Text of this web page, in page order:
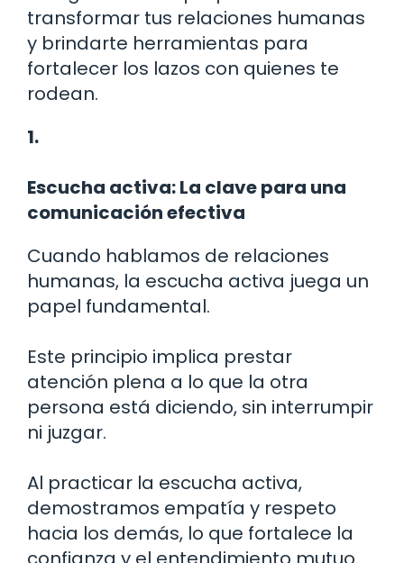
transformar tus relaciones humanas
y brindarte herramientas para
fortalecer los lazos con quienes te
rodean.
1.
Escucha activa: La clave para una
comunicación efectiva
Cuando hablamos de relaciones
humanas, la escucha activa juega un
papel fundamental.
Este principio implica prestar
atención plena a lo que la otra
persona está diciendo, sin interrumpir
ni juzgar.
Al practicar la escucha activa,
demostramos empatía y respeto
hacia los demás, lo que fortalece la